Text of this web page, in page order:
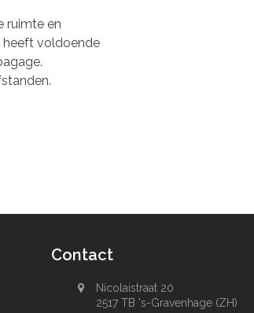
ruimte en
voldoende
Contact
Nicolaistraat 20
2517 TB 's-Gravenhage (ZH)